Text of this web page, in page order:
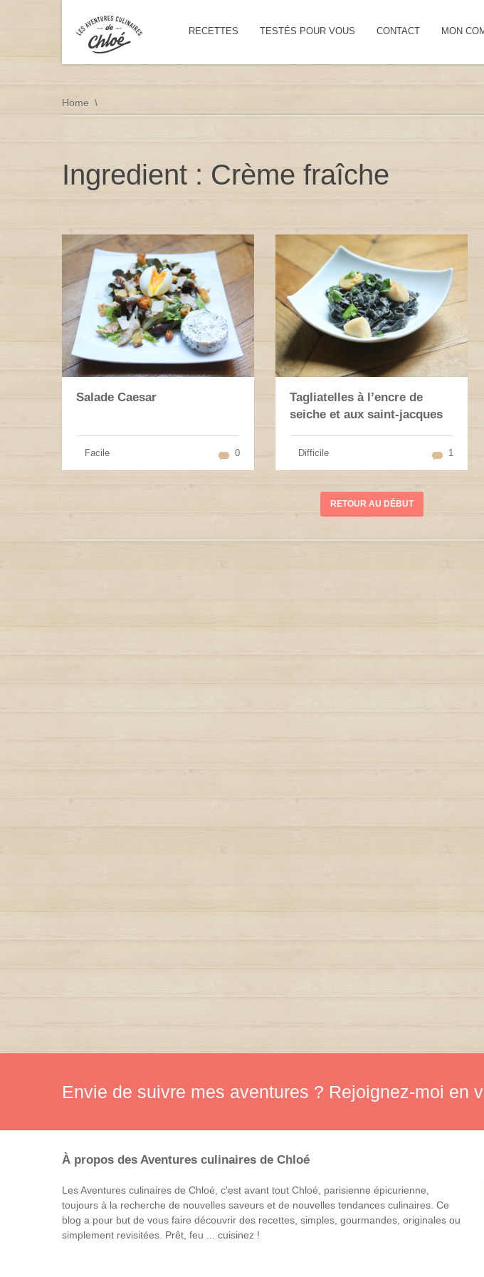
RECETTES TESTÉS POUR VOUS CONTACT MON
Home
Ingredient : Crème fraîche
Salade Caesar
Facile 0
Tagliatelles à l’encre de
seiche et aux saint-jacques
Difficile 1
RETOUR AU DÉBUT
Envie de suivre mes aventures ? Rejoignez-moi en
À propos des Aventures culinaires de Chloé
Les Aventures culinaires de Chloé, c'est avant tout Chloé, parisienne épicurienne,
toujours à la recherche de nouvelles saveurs et de nouvelles tendances culinaires. Ce
blog a pour but de vous faire découvrir des recettes, simples, gourmandes, originales ou
simplement revisitées. Prêt, feu ... cuisinez !